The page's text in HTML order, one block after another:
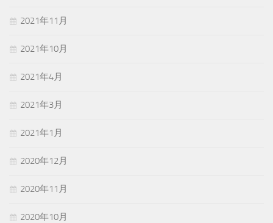
2021年11月
2021年10月
2021年4月
2021年3月
2021年1月
2020年12月
2020年11月
2020年10月